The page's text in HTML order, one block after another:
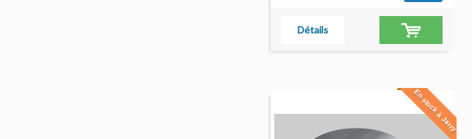
Détails
En stock à Jarry